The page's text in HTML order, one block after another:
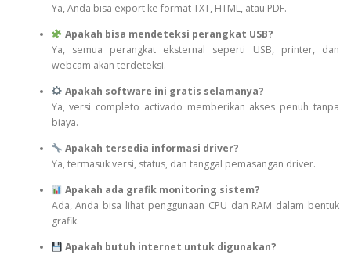
Ya, Anda bisa export ke format TXT, HTML, atau PDF.
Apakah bisa mendeteksi perangkat USB?
Ya, semua perangkat eksternal seperti USB, printer, dan
webcam akan terdeteksi.
Apakah software ini gratis selamanya?
Ya, versi completo activado memberikan akses penuh tanpa
biaya.
Apakah tersedia informasi driver?
Ya, termasuk versi, status, dan tanggal pemasangan driver.
Apakah ada grafik monitoring sistem?
Ada, Anda bisa lihat penggunaan CPU dan RAM dalam bentuk
grafik.
Apakah butuh internet untuk digunakan?